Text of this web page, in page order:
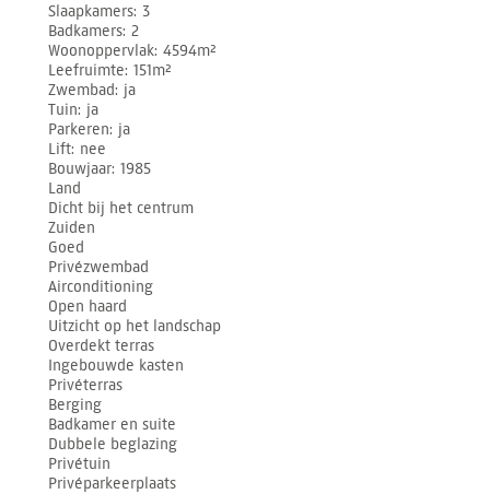
Slaapkamers 3
Badkamers 2
Woonoppervlak 4594m²
Leefruimte 151m²
Zwembad ja
Tuin ja
Parkeren ja
Lift nee
Bouwjaar 1985
Land
Dicht bij het centrum
Zuiden
Goed
Privézwembad
Airconditioning
Open haard
Uitzicht op het landschap
Overdekt terras
Ingebouwde kasten
Privéterras
Berging
Badkamer en suite
Dubbele beglazing
Privétuin
Privéparkeerplaats